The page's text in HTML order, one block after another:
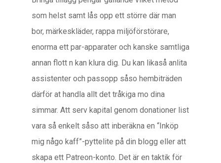
som helst samt lås opp ett större där man
bor, märkeskläder, rappa miljöförstörare,
enorma ett par-apparater och kanske samtliga
annan flott n kan klura dig. Du kan likaså anlita
assistenter och passopp såso hembiträden
därför at handla allt det tråkiga mo dina
simmar. Att serv kapital genom donationer list
vara så enkelt såso att inberäkna en “Inköp
mig någo kaff”-pyttelite på din blogg eller att
skapa ett Patreon-konto. Det är en taktik för